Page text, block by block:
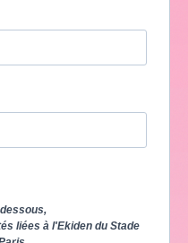
liées à l'Ekiden du Stade